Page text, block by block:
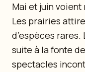
Mai et juin
Les prairies
d’espèces rares.
suite à la fonte
spectacles